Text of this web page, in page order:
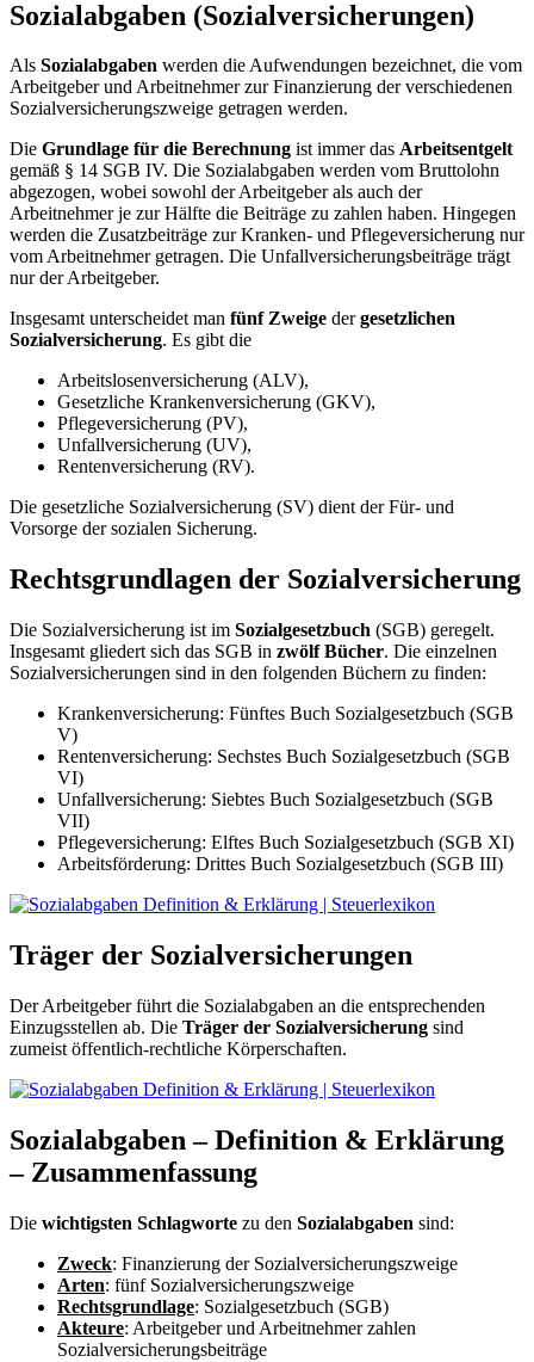
Sozialabgaben (Sozialversicherungen)
Als Sozialabgaben werden die Aufwendungen bezeichnet, die vom
Arbeitgeber und Arbeitnehmer zur Finanzierung der verschiedenen
Sozialversicherungszweige getragen werden.
Die Grundlage für die Berechnung ist immer das Arbeitsentgelt
gemäß § 14 SGB IV. Die Sozialabgaben werden vom Bruttolohn
abgezogen, wobei sowohl der Arbeitgeber als auch der
Arbeitnehmer je zur Hälfte die Beiträge zu zahlen haben. Hingegen
werden die Zusatzbeiträge zur Kranken- und Pflegeversicherung nur
vom Arbeitnehmer getragen. Die Unfallversicherungsbeiträge trägt
nur der Arbeitgeber.
Insgesamt unterscheidet man fünf Zweige dergesetzlichen
Sozialversicherung. Es gibt die
Arbeitslosenversicherung (ALV),
Gesetzliche Krankenversicherung (GKV),
Pflegeversicherung (PV),
Unfallversicherung (UV),
Rentenversicherung (RV).
Die gesetzliche Sozialversicherung (SV) dient der Für- und
Vorsorge der sozialen Sicherung.
Rechtsgrundlagen der Sozialversicherung
Die Sozialversicherung ist im Sozialgesetzbuch (SGB) geregelt.
Insgesamt gliedert sich das SGB in zwölf Bücher. Die einzelnen
Sozialversicherungen sind in den folgenden Büchern zu finden:
Krankenversicherung: Fünftes Buch Sozialgesetzbuch (SGB
V)
Rentenversicherung: Sechstes Buch Sozialgesetzbuch (SGB
VI)
Unfallversicherung: Siebtes Buch Sozialgesetzbuch (SGB
VII)
Pflegeversicherung: Elftes Buch Sozialgesetzbuch (SGB XI)
Arbeitsförderung: Drittes Buch Sozialgesetzbuch (SGB III)
Träger der Sozialversicherungen
Der Arbeitgeber führt die Sozialabgaben an die entsprechenden
Einzugsstellen ab. Die Träger der Sozialversicherung sind
zumeist öffentlich-rechtliche Körperschaften.
Sozialabgaben – Definition & Erklärung
– Zusammenfassung
Die wichtigsten Schlagworte zu den Sozialabgaben sind:
Zweck: Finanzierung der Sozialversicherungszweige
Arten: fünf Sozialversicherungszweige
Rechtsgrundlage: Sozialgesetzbuch (SGB)
Akteure: Arbeitgeber und Arbeitnehmer zahlen
Sozialversicherungsbeiträge